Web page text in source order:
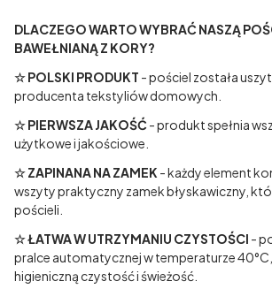
DLACZEGO WARTO WYBRAĆ NASZĄ
BAWEŁNIANĄ Z KORY?
☆ POLSKI PRODUKT - pościel została
producenta tekstyliów domowych.
☆ PIERWSZA JAKOŚĆ- produkt spełnia
użytkowe i jakościowe.
☆ ZAPINANA NA ZAMEK - każdy element
wszyty praktyczny zamek błyskawiczny,
pościeli.
☆ ŁATWA W UTRZYMANIU CZYSTOŚCI -
pralce automatycznej w temperaturze
higieniczną czystość i świeżość.